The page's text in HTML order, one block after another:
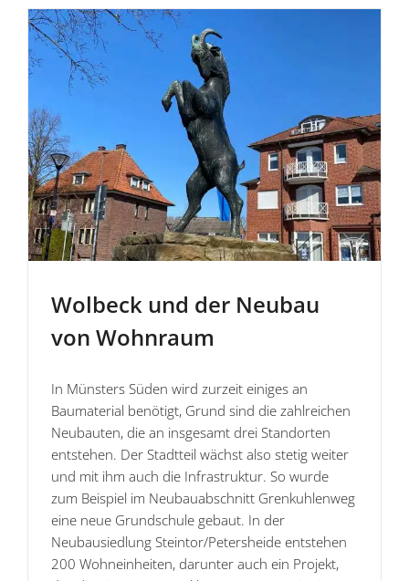
Wolbeck und der Neubau
von Wohnraum
In Münsters Süden wird zurzeit einiges an
Baumaterial benötigt, Grund sind die zahlreichen
Neubauten, die an insgesamt drei Standorten
entstehen. Der Stadtteil wächst also stetig weiter
und mit ihm auch die Infrastruktur. So wurde
zum Beispiel im Neubauabschnitt Grenkuhlenweg
eine neue Grundschule gebaut. In der
Neubausiedlung Steintor/Petersheide entstehen
200 Wohneinheiten, darunter auch ein Projekt,